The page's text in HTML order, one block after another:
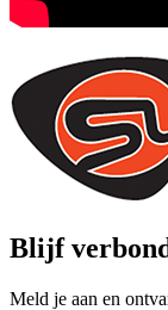
Blijf
Meld je aan en